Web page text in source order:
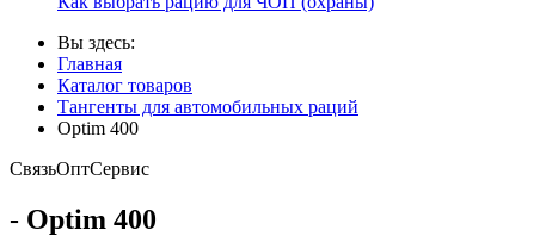
Вы здесь:
Главная
Каталог товаров
Тангенты для автомобильных раций
Optim 400
СвязьОптСервис
- Optim 400